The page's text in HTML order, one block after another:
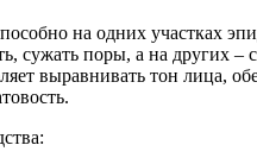
на одних участках
сужать поры, а на других –
выравнивать тон лица,